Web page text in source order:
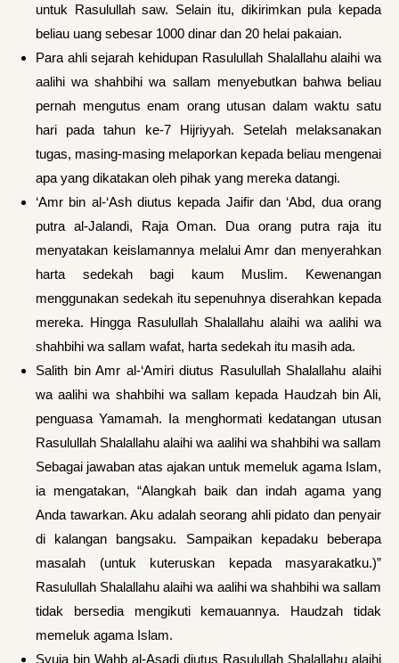
untuk Rasulullah saw. Selain itu, dikirimkan pula kepada
beliau uang sebesar 1000 dinar dan 20 helai pakaian.
Para ahli sejarah kehidupan Rasulullah Shalallahu alaihi wa
aalihi wa shahbihi wa sallam menyebut­kan bahwa beliau
pernah mengutus enam orang utusan dalam waktu satu
hari pada tahun ke-7 Hijriyyah. Sete­lah melaksanakan
tugas, masing-masing melaporkan kepada beliau mengenai
apa yang dikatakan oleh pi­hak yang mereka datangi.
‘Amr bin al-‘Ash diutus kepada Jaifir dan ‘Abd, dua orang
putra al-Jalandi, Raja Oman. Dua orang putra raja itu
menyatakan keislamannya melalui Amr dan menyerahkan
harta sedekah bagi kaum Muslim. Kewenangan
menggunakan sedekah itu sepenuhnya diserahkan ke­pada
mereka. Hingga Rasulullah Shalallahu alaihi wa aalihi wa
shahbihi wa sallam wafat, harta sedekah itu masih ada.
Salith bin Amr al-‘Amiri diutus Rasulullah Shalallahu alaihi
wa aalihi wa shahbihi wa sallam kepada Haudzah bin Ali,
penguasa Yamamah. Ia menghormati kedatangan utusan
Rasulullah Shalallahu alaihi wa aalihi wa shahbihi wa sallam
Sebagai jawaban atas ajakan untuk memeluk agama Islam,
ia mengatakan, “Alangkah baik dan indah agama yang
Anda tawarkan. Aku adalah seorang ahli pidato dan penyair
di kalangan bangsaku. Sampaikan kepadaku beberapa
masalah (un­tuk kuteruskan kepada masyarakatku.)”
Rasulullah Shalallahu alaihi wa aalihi wa shahbihi wa sallam
tidak bersedia mengikuti kemauannya. Haudzah tidak
memeluk agama Islam.
Syuja bin Wahb al-Asadi diutus Rasulullah Shalallahu alaihi